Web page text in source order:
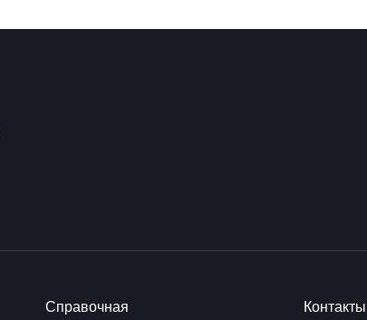
Справочная Контакты